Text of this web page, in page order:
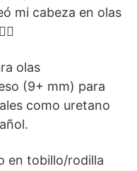
mi cabeza en olas
olas
(9+ mm) para
como uretano
en tobillo/rodilla